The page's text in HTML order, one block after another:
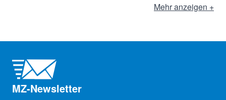
Mehr anzeigen +
MZ-Newsletter